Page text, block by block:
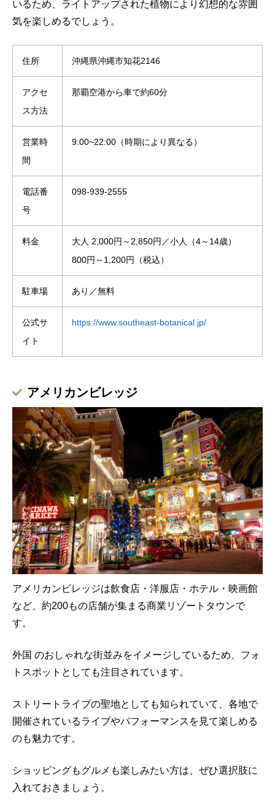
いるため、ライトアップされた植物により幻想的な雰囲
気を楽しめるでしょう。
住所 沖縄県沖縄市知花2146
アクセ
ス方法
那覇空港から車で約60分
営業時
間
9:00~22:00（時期により異なる）
電話番
号
098-939-2555
料金
大人 2,000円～2,850円／小人（4～14歳）
800円～1,200円（税込）
駐車場 あり／無料
公式サ
イト
https://www.southeast-botanical.jp/
アメリカンビレッジ
アメリカンビレッジは飲食店・洋服店・ホテル・映画館
など、約200もの店舗が集まる商業リゾートタウンで
す。
外国 のおしゃれな街並みをイメージしているため、フォ
トスポットとしても注目されています。
ストリートライブの聖地としても知られていて、各地で
開催されているライブやパフォーマンスを見て楽しめる
のも魅力です。
ショッピングもグルメも楽しみたい方は、ぜひ選択肢に
入れておきましょう。